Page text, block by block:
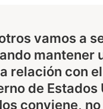
vamos a
mantener
relación con el
de Estados
conviene, no